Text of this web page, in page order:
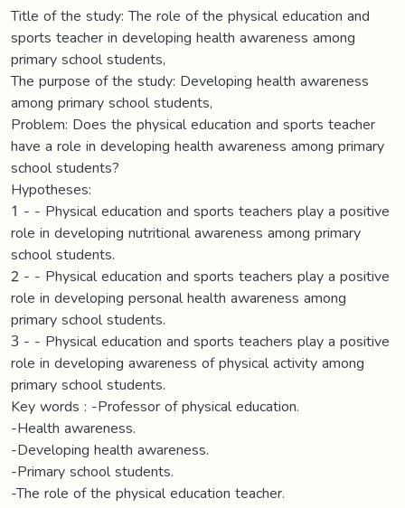
Title of the study: The role of the physical education and
sports teacher in developing health awareness among
primary school students,
The purpose of the study: Developing health awareness
among primary school students,
Problem: Does the physical education and sports teacher
have a role in developing health awareness among primary
school students?
Hypotheses:
1 - - Physical education and sports teachers play a positive
role in developing nutritional awareness among primary
school students.
2 - - Physical education and sports teachers play a positive
role in developing personal health awareness among
primary school students.
3 - - Physical education and sports teachers play a positive
role in developing awareness of physical activity among
primary school students.
Key words : -Professor of physical education.
-Health awareness.
-Developing health awareness.
-Primary school students.
-The role of the physical education teacher.